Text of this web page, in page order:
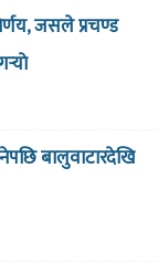
जसले प्रचण्ड
बालुवाटारदेखि